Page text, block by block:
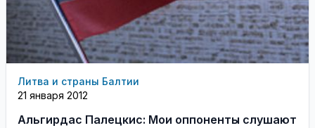
Литва и страны Балтии
21 января 2012
Альгирдас Палецкис: Мои оппоненты слушают